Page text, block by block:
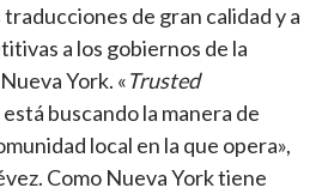
de gran calidad y a
a los gobiernos de la
York. «Trusted
buscando la manera de
local en la que opera»,
Como Nueva York tiene